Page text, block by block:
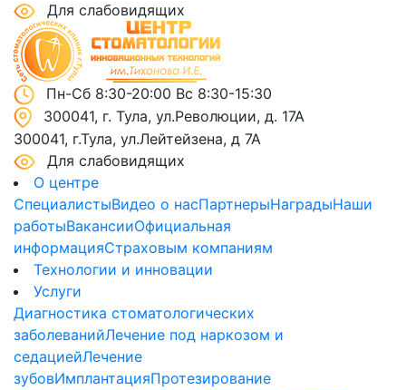
Для слабовидящих
Пн-Сб 8:30-20:00 Вс 8:30-15:30
300041, г. Тула, ул.Революции, д. 17А
300041, г.Тула, ул.Лейтейзена, д 7А
Для слабовидящих
О центре
СпециалистыВидео о насПартнерыНаградыНаши
работыВакансииОфициальная
информацияСтраховым компаниям
Технологии и инновации
Услуги
Диагностика стоматологических
заболеванийЛечение под наркозом и
седациейЛечение
зубовИмплантацияПротезирование